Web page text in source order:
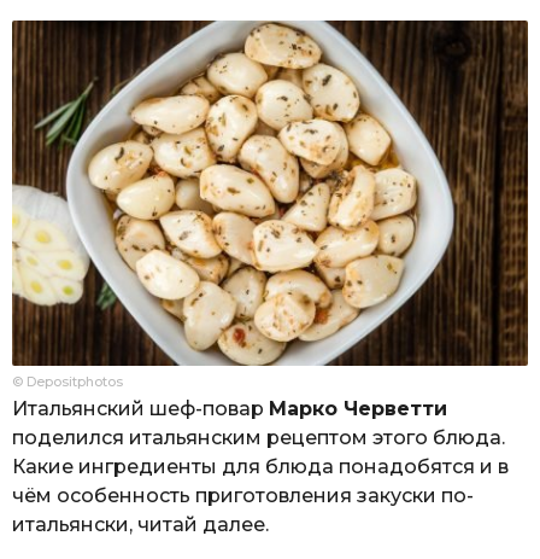
© Depositphotos
Итальянский шеф-повар Марко Черветти
поделился итальянским рецептом этого блюда.
Какие ингредиенты для блюда понадобятся и в
чём особенность приготовления закуски по-
итальянски, читай далее.